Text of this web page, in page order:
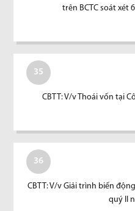
trên BCTC soát xét
35
CBTT: V/v Thoái vốn tại
36
CBTT: V/v Giải trình biến
quý II